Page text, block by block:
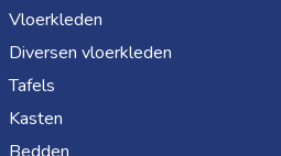
Vloerkleden
Diversen vloerkleden
Tafels
Kasten